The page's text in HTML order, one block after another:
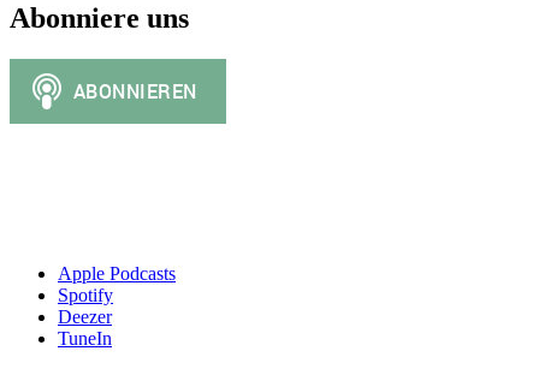
Abonniere uns
Apple Podcasts
Spotify
Deezer
TuneIn